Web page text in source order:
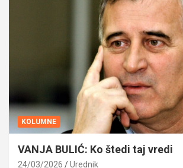
KOLUMNE
VANJA BULIĆ: Ko štedi taj vredi
24/03/2026 Urednik